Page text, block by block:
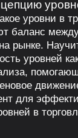
по построению
и 15-минутных
полученные
вам
и понимать, как
сделках. Это
от теории